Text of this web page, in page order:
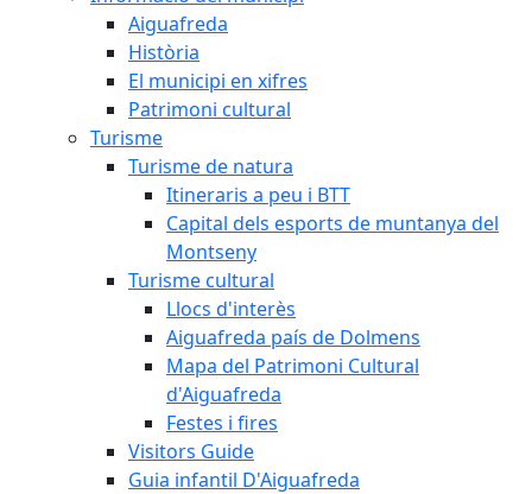
Aiguafreda
Història
El municipi en xifres
Patrimoni cultural
Turisme
Turisme de natura
Itineraris a peu i BTT
Capital dels esports de muntanya del
Montseny
Turisme cultural
Llocs d'interès
Aiguafreda país de Dolmens
Mapa del Patrimoni Cultural
d'Aiguafreda
Festes i fires
Visitors Guide
Guia infantil D'Aiguafreda